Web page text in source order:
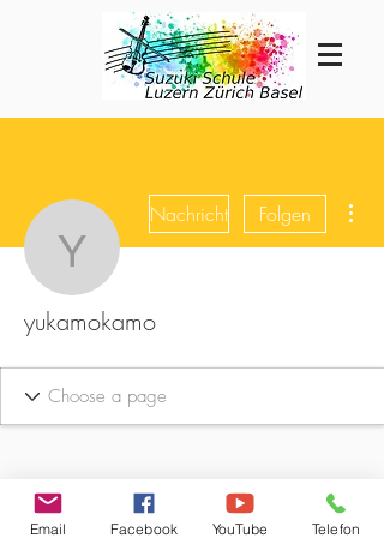
yukamokamo
Nachricht Folgen
yukamokamo
Email Facebook YouTube Telefon